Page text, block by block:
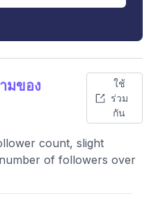
มของ
ใช้
ร่วม
กัน
count, slight
of followers over